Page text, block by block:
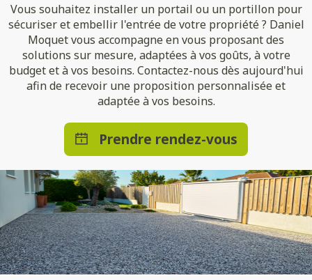
Vous souhaitez installer un portail ou un portillon pour
sécuriser et embellir l'entrée de votre propriété ? Daniel
Moquet vous accompagne en vous proposant des
solutions sur mesure, adaptées à vos goûts, à votre
budget et à vos besoins. Contactez-nous dès aujourd'hui
afin de recevoir une proposition personnalisée et
adaptée à vos besoins.
Prendre rendez-vous